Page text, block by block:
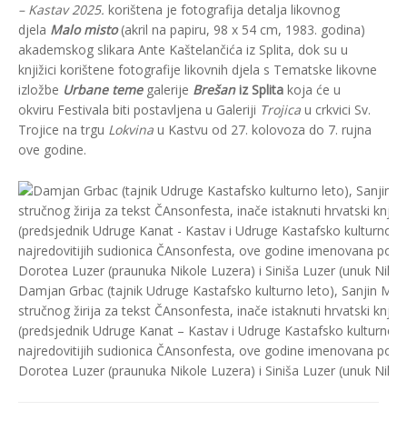
– Kastav 2025. korištena je fotografija detalja likovnog
djela Malo misto (akril na papiru, 98 x 54 cm, 1983. godina)
akademskog slikara Ante Kaštelančića iz Splita, dok su u
knjižici korištene fotografije likovnih djela s Tematske likovne
izložbe Urbane temegalerije Brešaniz Splita koja će u
okviru Festivala biti postavljena u Galeriji Trojica u crkvici Sv.
Trojice na trgu Lokvina u Kastvu od 27. kolovoza do 7. rujna
ove godine.
Damjan Grbac (tajnik Udruge Kastafsko kulturno leto), Sanjin
stručnog žirija za tekst ČAnsonfesta, inače istaknuti hrvatski
(predsjednik Udruge Kanat – Kastav i Udruge Kastafsko
najredovitijih sudionica ČAnsonfesta, ove godine imenovana
Dorotea Luzer (praunuka Nikole Luzera) i Siniša Luzer (unuk